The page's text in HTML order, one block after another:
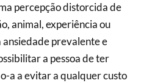
percepção distorcida de
animal, experiência ou
prevalente e
a pessoa de ter
a a evitar a qualquer custo